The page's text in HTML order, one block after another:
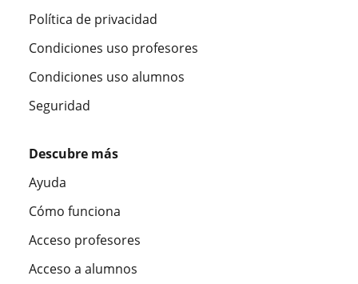
Política de privacidad
Condiciones uso profesores
Condiciones uso alumnos
Seguridad
Descubre más
Ayuda
Cómo funciona
Acceso profesores
Acceso a alumnos